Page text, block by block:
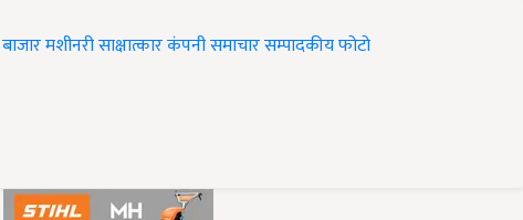
बाजारमशीनरीसाक्षात्कारकंपनी समाचारसम्पादकीयफोटो